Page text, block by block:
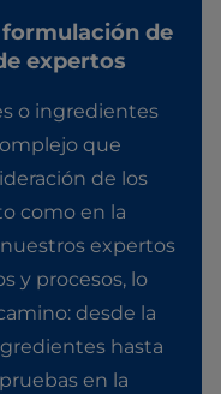
formulación de
expertos
o ingredientes
que
de los
como en la
expertos
y procesos, lo
desde la
hasta
en la